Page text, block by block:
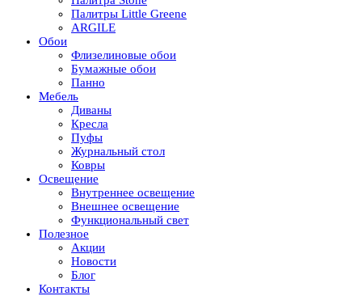
Палитры Little Greene
ARGILE
Обои
Флизелиновые обои
Бумажные обои
Панно
Мебель
Диваны
Кресла
Пуфы
Журнальный стол
Ковры
Освещение
Внутреннее освещение
Внешнее освещение
Функциональный свет
Полезное
Акции
Новости
Блог
Контакты